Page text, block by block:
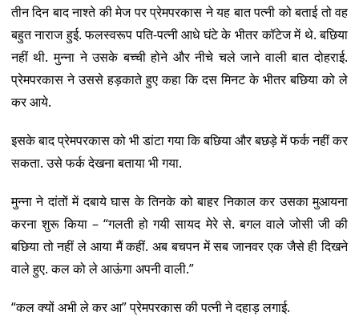
तीन दिन बाद नाश्ते की मेज पर प्रेमपरकास ने यह बात पत्नी को बताई तो वह
बहुत नाराज हुई. फलस्वरूप पति-पत्नी आधे घंटे के भीतर कॉटेज में थे. बछिया
नहीं थी. मुन्ना ने उसके बच्ची होने और नीचे चले जाने वाली बात दोहराई.
प्रेमपरकास ने उससे हड़काते हुए कहा कि दस मिनट के भीतर बछिया को ले
कर आये.
इसके बाद प्रेमपरकास को भी डांटा गया कि बछिया और बछड़े में फर्क नहीं कर
सकता. उसे फर्क देखना बताया भी गया.
मुन्ना ने दांतों में दबाये घास के तिनके को बाहर निकाल कर उसका मुआयना
करना शुरू किया – “गलती हो गयी सायद मेरे से. बगल वाले जोसी जी की
बछिया तो नहीं ले आया मैं कहीं. अब बचपन में सब जानवर एक जैसे ही दिखने
वाले हुए. कल को ले आऊंगा अपनी वाली.”
“कल क्यों अभी ले कर आ” प्रेमपरकास की पत्नी ने दहाड़ लगाई.